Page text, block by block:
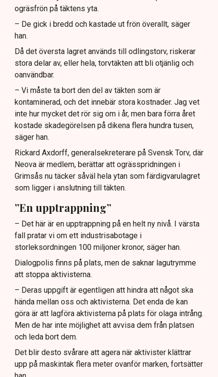
ogräsfrön på täktens yta.
– De gick i bredd och kastade ut frön överallt, säger
han.
Då det översta lagret används till odlingstorv, riskerar
stora delar av, eller hela, torvtäkten att bli otjänlig och
oanvändbar.
– Vi måste ta bort den del av täkten som är
kontaminerad, och det innebär stora kostnader. Jag vet
inte hur mycket det rör sig om i år, men bara förra året
kostade skadegörelsen på dikena flera hundra tusen,
säger han.
Rickard Axdorff, generalsekreterare på Svensk Torv, där
Neova är medlem, berättar att ogrässpridningen i
Grimsås nu täcker såväl hela ytan som färdigvarulagret
som ligger i anslutning till täkten.
”En upptrappning”
– Det här är en upptrappning på en helt ny nivå. I värsta
fall pratar vi om ett industrisabotage i
storleksordningen 100 miljoner kronor, säger han.
Dialogpolis finns på plats, men de saknar lagutrymme
att stoppa aktivisterna.
– Deras uppgift är egentligen att hindra att något ska
hända mellan oss och aktivisterna. Det enda de kan
göra är att lagföra aktivisterna på plats för olaga intrång.
Men de har inte möjlighet att avvisa dem från platsen
och leda bort dem.
Det blir desto svårare att agera när aktivister klättrar
upp på maskintak flera meter ovanför marken, fortsätter